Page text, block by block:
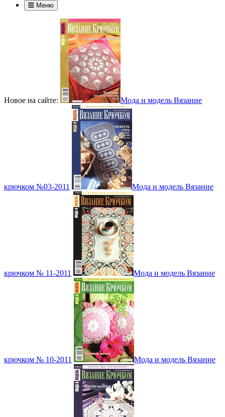
Меню
Новое на сайте: Мода и модель Вязание
крючком №03-2011 Мода и модель Вязание
крючком № 11-2011 Мода и модель Вязание
крючком № 10-2011 Мода и модель Вязание